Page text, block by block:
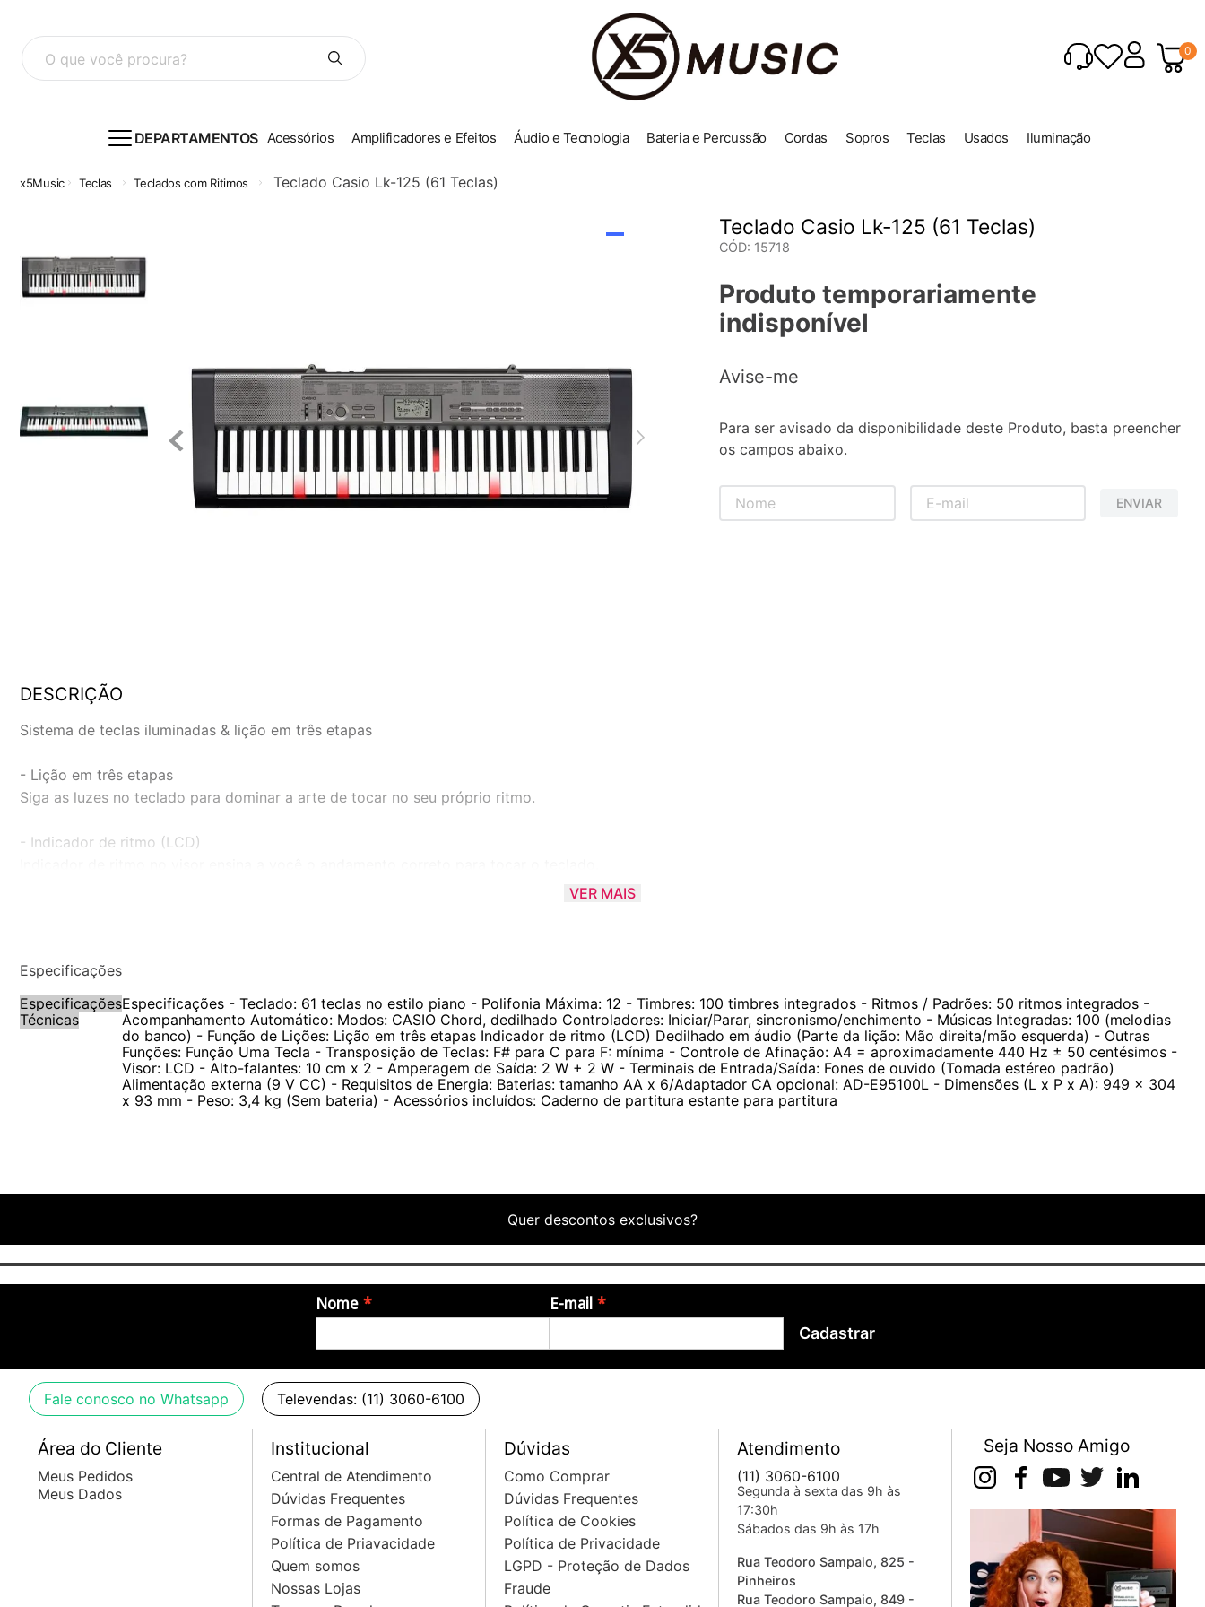
O que você procura? 0
DEPARTAMENTOS Acessórios Amplificadores e Efeitos Áudio e Tecnologia Bateria e Percussão Cordas Sopros Teclas Usados Iluminação
Teclas Teclados com Ritimos Teclado Casio Lk-125 (61 Teclas)
Teclado Casio Lk-125 (61 Teclas)
CÓD: 15718
Produto temporariamente
indisponível
Avise-me
Para ser avisado da disponibilidade deste Produto, basta preencher
os campos abaixo.
ENVIAR
DESCRIÇÃO
Sistema de teclas iluminadas & lição em três etapas
- Lição em três etapas
Siga as luzes no teclado para dominar a arte de tocar no seu próprio ritmo.
- Indicador de ritmo (LCD)
VER MAIS
Especificações
Especificações
Técnicas
Especificações - Teclado: 61 teclas no estilo piano - Polifonia Máxima: 12 - Timbres: 100 timbres integrados - Ritmos / Padrões: 50 ritmos integrados -
Acompanhamento Automático: Modos: CASIO Chord, dedilhado Controladores: Iniciar/Parar, sincronismo/enchimento - Músicas Integradas: 100 (melodias
do banco) - Função de Lições: Lição em três etapas Indicador de ritmo (LCD) Dedilhado em áudio (Parte da lição: Mão direita/mão esquerda) - Outras
Funções: Função Uma Tecla - Transposição de Teclas: F# para C para F: mínima - Controle de Afinação: A4 = aproximadamente 440 Hz ± 50 centésimos -
Visor: LCD - Alto-falantes: 10 cm x 2 - Amperagem de Saída: 2 W + 2 W - Terminais de Entrada/Saída: Fones de ouvido (Tomada estéreo padrão)
Alimentação externa (9 V CC) - Requisitos de Energia: Baterias: tamanho AA x 6/Adaptador CA opcional: AD-E95100L - Dimensões (L x P x A): 949 x 304
x 93 mm - Peso: 3,4 kg (Sem bateria) - Acessórios incluídos: Caderno de partitura estante para partitura
Quer descontos exclusivos?
Nome E-mail
Cadastrar
Fale conosco no Whatsapp Televendas: (11) 3060-6100
Área do Cliente
Meus Pedidos
Meus Dados
Institucional
Central de Atendimento
Dúvidas Frequentes
Formas de Pagamento
Política de Priavacidade
Quem somos
Nossas Lojas
Dúvidas
Como Comprar
Dúvidas Frequentes
Política de Cookies
Política de Privacidade
LGPD - Proteção de Dados
Fraude
Atendimento
(11) 3060-6100
Segunda à sexta das 9h às
17:30h
Sábados das 9h às 17h
Rua Teodoro Sampaio, 825 -
Pinheiros
Rua Teodoro Sampaio, 849 -
Seja Nosso Amigo